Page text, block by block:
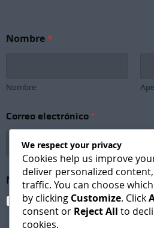
Nombre*
Nombre
Correo electrónico *
o
m
b
Newsletter Subscription *
I agree to receive
We respect your privacy
Cookies help us improve
deliver personalized
traffic. You can choose
by clicking Customize. Click
consent or Reject All to
cookies.